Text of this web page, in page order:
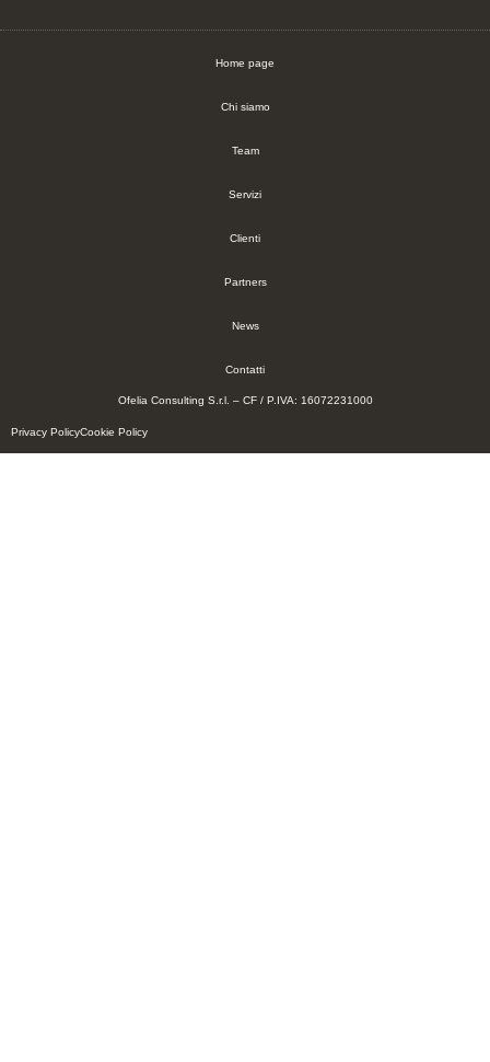
Home page
Chi siamo
Team
Servizi
Clienti
Partners
News
Contatti
Ofelia Consulting S.r.l. – CF / P.IVA: 16072231000
Privacy PolicyCookie Policy